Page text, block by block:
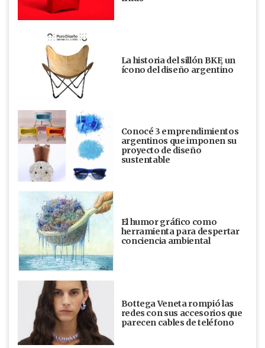
La historia del sillón BKF, un
ícono del diseño argentino
Conocé 3 emprendimientos
argentinos que imponen su
proyecto de diseño
sustentable
El humor gráfico como
herramienta para despertar
conciencia ambiental
Bottega Veneta rompió las
redes con sus accesorios que
parecen cables de teléfono